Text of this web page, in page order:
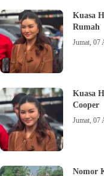
Kuasa
Rumah
Jumat, 07
Kuasa
Cooper
Jumat, 07
Nomor